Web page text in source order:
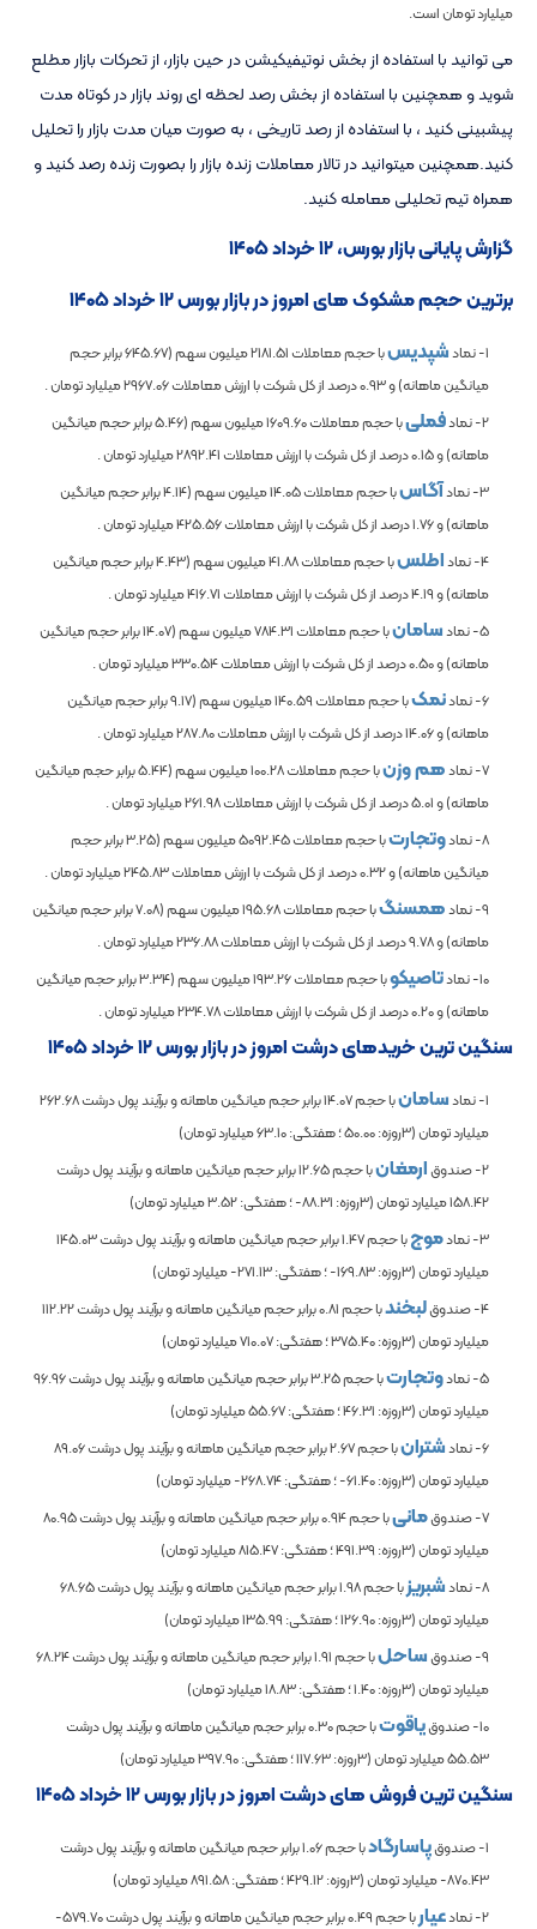
میلیارد تومان است.
می توانید با استفاده از بخش نوتیفیکیشن در حین بازار، از تحرکات بازار مطلع
شوید و همچنین با استفاده از بخش رصد لحظه ای روند بازار در کوتاه مدت
پیشبینی کنید ، با استفاده از رصد تاریخی ، به صورت میان مدت بازار را تحلیل
کنید.همچنین میتوانید در تالار معاملات زنده بازار را بصورت زنده رصد کنید و
همراه تیم تحلیلی معامله کنید.
گزارش پایانی بازار بورس، ۱۲ خرداد ۱۴۰۵
برترین حجم مشکوک های امروز در بازار بورس ۱۲ خرداد ۱۴۰۵
1- نماد شپدیسبا حجم معاملات2181.51میلیون سهم (645.67برابر حجم
میانگین ماهانه) و0.93درصد از کل شرکت با ارزش معاملات2967.06میلیارد تومان .
2- نماد
فملیبا حجم معاملات1609.60میلیون سهم (5.46برابر حجم میانگین
ماهانه) و0.15درصد از کل شرکت با ارزش معاملات2892.41میلیارد تومان .
3- نماد
آگاسبا حجم معاملات14.05میلیون سهم (4.14برابر حجم میانگین
ماهانه) و1.76درصد از کل شرکت با ارزش معاملات425.56میلیارد تومان .
4- نماد
اطلسبا حجم معاملات41.88میلیون سهم (4.43برابر حجم میانگین
ماهانه) و4.19درصد از کل شرکت با ارزش معاملات416.71میلیارد تومان .
5- نماد
سامانبا حجم معاملات784.31میلیون سهم (14.07برابر حجم میانگین
ماهانه) و0.50درصد از کل شرکت با ارزش معاملات330.54میلیارد تومان .
6- نماد
نمکبا حجم معاملات140.59میلیون سهم (9.17برابر حجم میانگین
ماهانه) و14.06درصد از کل شرکت با ارزش معاملات287.80میلیارد تومان .
7- نماد
هم وزنبا حجم معاملات100.28میلیون سهم (5.44برابر حجم میانگین
ماهانه) و5.01درصد از کل شرکت با ارزش معاملات261.98میلیارد تومان .
8- نماد
وتجارتبا حجم معاملات5092.45میلیون سهم (3.25برابر حجم
میانگین ماهانه) و0.32درصد از کل شرکت با ارزش معاملات245.83میلیارد تومان .
9- نماد
همسنگبا حجم معاملات195.68میلیون سهم (7.08برابر حجم میانگین
ماهانه) و9.78درصد از کل شرکت با ارزش معاملات236.88میلیارد تومان .
10- نماد
تاصیکوبا حجم معاملات193.26میلیون سهم (3.34برابر حجم میانگین
ماهانه) و0.20درصد از کل شرکت با ارزش معاملات234.78میلیارد تومان .
سنگین ترین خریدهای درشت امروز در بازار بورس ۱۲ خرداد ۱۴۰۵
1- نماد سامانبا حجم14.07برابر حجم میانگین ماهانه و برآیند پول درشت262.68
میلیارد تومان (3روزه:
50.00؛ هفتگی:63.10میلیارد تومان)
2- صندوق
ارمغانبا حجم12.65برابر حجم میانگین ماهانه و برآیند پول درشت
158.42میلیارد تومان (3روزه: -88.31؛ هفتگی:3.52میلیارد تومان)
3- نماد
موجبا حجم1.47برابر حجم میانگین ماهانه و برآیند پول درشت145.03
میلیارد تومان (3روزه:
-169.83؛ هفتگی:-271.13میلیارد تومان)
4- صندوق
لبخندبا حجم0.81برابر حجم میانگین ماهانه و برآیند پول درشت112.22
میلیارد تومان (3روزه:
375.40؛ هفتگی:710.07میلیارد تومان)
5- نماد
وتجارتبا حجم3.25برابر حجم میانگین ماهانه و برآیند پول درشت96.96
میلیارد تومان (3روزه:
46.31؛ هفتگی:55.67میلیارد تومان)
6- نماد
شترانبا حجم2.67برابر حجم میانگین ماهانه و برآیند پول درشت89.06
میلیارد تومان (3روزه:
-61.40؛ هفتگی:-268.74میلیارد تومان)
7- صندوق
مانیبا حجم0.94برابر حجم میانگین ماهانه و برآیند پول درشت80.95
میلیارد تومان (3روزه:
491.39؛ هفتگی:815.47میلیارد تومان)
8- نماد
شبریزبا حجم1.98برابر حجم میانگین ماهانه و برآیند پول درشت68.65
میلیارد تومان (3روزه:
126.90؛ هفتگی:135.99میلیارد تومان)
9- صندوق
ساحلبا حجم1.91برابر حجم میانگین ماهانه و برآیند پول درشت68.24
میلیارد تومان (3روزه:
1.40؛ هفتگی:18.83میلیارد تومان)
10- صندوق
یاقوتبا حجم0.30برابر حجم میانگین ماهانه و برآیند پول درشت
55.53میلیارد تومان (3روزه: 117.63؛ هفتگی:397.90میلیارد تومان)
سنگین ترین فروش های درشت امروز در بازار بورس ۱۲ خرداد ۱۴۰۵
1- صندوق پاسارگادبا حجم1.06برابر حجم میانگین ماهانه و برآیند پول درشت
-870.43میلیارد تومان (3روزه: 429.12؛ هفتگی:891.58میلیارد تومان)
2- نماد
عیاربا حجم0.49برابر حجم میانگین ماهانه و برآیند پول درشت-579.70